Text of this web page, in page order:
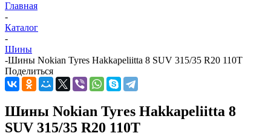
Главная
-
Каталог
-
Шины
-Шины Nokian Tyres Hakkapeliitta 8 SUV 315/35 R20 110T
Поделиться
Шины Nokian Tyres Hakkapeliitta 8
SUV 315/35 R20 110T